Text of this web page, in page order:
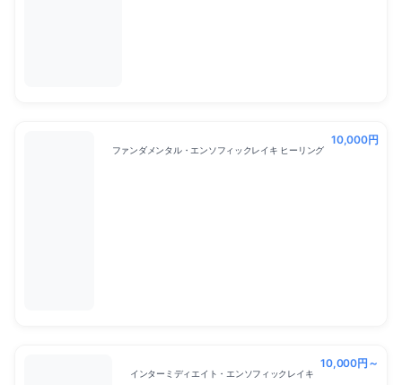
ファンダメンタル・エンソフィックレイキ ヒーリング
10,000円
インターミディエイト・エンソフィックレイキ
10,000円～